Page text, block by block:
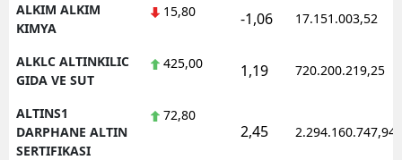
ALKIM ALKIM
KIMYA
15,80 -1,06 17.151.003,52
ALKLC ALTINKILIC
GIDA VE SUT
425,00 1,19 720.200.219,25
ALTINS1
DARPHANE ALTIN
SERTIFIKASI
72,80
2,45 2.294.160.747,94